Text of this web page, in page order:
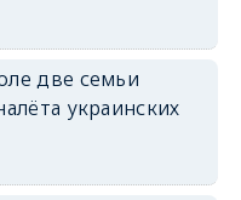
две семьи
украинских